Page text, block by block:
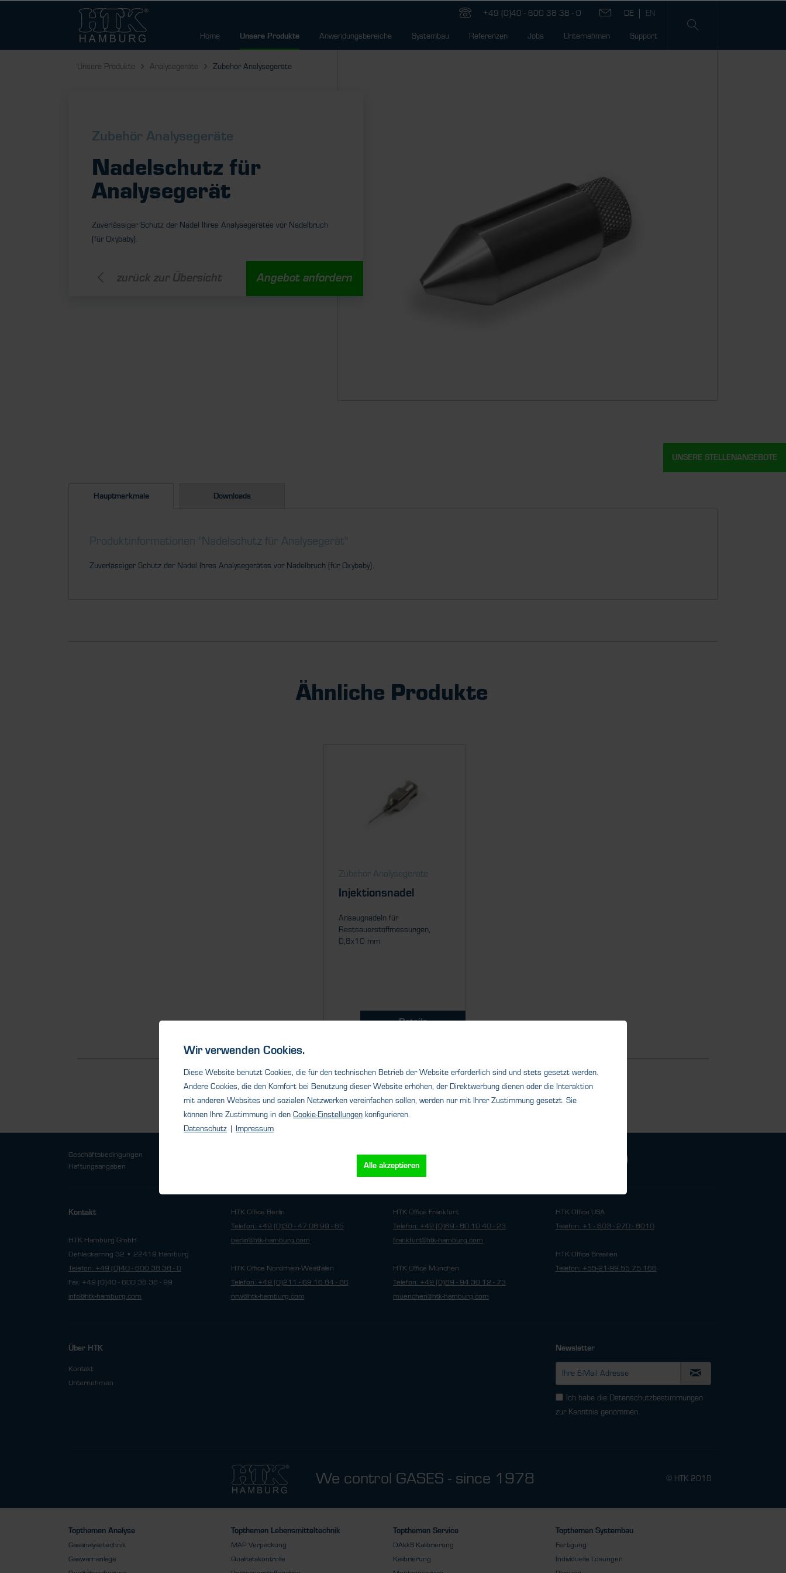
+49 (0)40 - 600 38 38 - 0
Home Unsere Produkte Anwendungsbereiche Systembau Referenzen Jobs Unternehmen Support
Unsere Produkte Analysegeräte Zubehör Analysegeräte
Zubehör Analysegeräte
Nadelschutz für
Analysegerät
Zuverlässiger Schutz der Nadel Ihres Analysegerätes vor Nadelbruch
(für Oxybaby).
zurück zur Übersicht Angebot anfordern
Hauptmerkmale Downloads
Produktinformationen "Nadelschutz für Analysegerät"
Zuverlässiger Schutz der Nadel Ihres Analysegerätes vor Nadelbruch (für Oxybaby).
Ähnliche Produkte
Zubehör Analysegeräte
Injektionsnadel
Ansaugnadeln für
Restsauerstoffmessungen,
0,8x10 mm
Details
Geschäftsbedingungen
Haftungsangaben
Cookie-Einstellungen
Kontakt
HTK Hamburg GmbH
Oehleckerring 32 • 22419 Hamburg
Telefon: +49 (0)40 - 600 38 38 - 0
Fax: +49 (0)40 - 600 38 38 - 99
info@htk-hamburg.com
HTK Office Berlin
Telefon: +49 (0)30 - 47 08 99 - 65
berlin@htk-hamburg.com
HTK Office Nordrhein-Westfalen
Telefon: +49 (0)211 - 69 16 84 - 86
nrw@htk-hamburg.com
HTK Office Frankfurt
Telefon: +49 (0)69 - 80 10 40 - 23
frankfurt@htk-hamburg.com
HTK Office München
Telefon: +49 (0)89 - 94 30 12 - 73
muenchen@htk-hamburg.com
HTK Office USA
Telefon: +1 - 803 - 270 - 8010
HTK Office Brasilien
Telefon: +55-21-99 55 75 166
Über HTK
Kontakt
Unternehmen
Newsletter
Ich habe die Datenschutzbestimmungen
zur Kenntnis genommen.
We control GASES - since 1978 © HTK 2018
Topthemen Analyse
Gasanalysetechnik
Gaswarnanlage
Topthemen Lebensmitteltechnik
MAP Verpackung
Qualitätskontrolle
Topthemen Service
DAkkS Kalibrierung
Kalibrierung
Topthemen Systembau
Fertigung
Individuelle Lösungen
UNSERE STELLENANGEBOTE
Wir verwenden Cookies.
Diese Website benutzt Cookies, die für den technischen Betrieb der Website erforderlich sind und stets gesetzt werden.
Andere Cookies, die den Komfort bei Benutzung dieser Website erhöhen, der Direktwerbung dienen oder die Interaktion
mit anderen Websites und sozialen Netzwerken vereinfachen sollen, werden nur mit Ihrer Zustimmung gesetzt. Sie
können Ihre Zustimmung in den Cookie-Einstellungen konfigurieren.
Datenschutz | Impressum
Alle akzeptieren